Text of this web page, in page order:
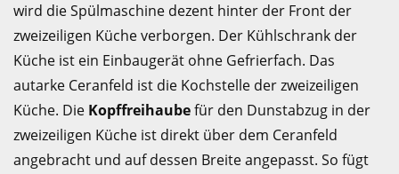
wird die Spülmaschine dezent hinter der Front der
zweizeiligen Küche verborgen. Der Kühlschrank der
Küche ist ein Einbaugerät ohne Gefrierfach. Das
autarke Ceranfeld ist die Kochstelle der zweizeiligen
Küche. Die Kopffreihaubefür den Dunstabzug in der
zweizeiligen Küche ist direkt über dem Ceranfeld
angebracht und auf dessen Breite angepasst. So fügt